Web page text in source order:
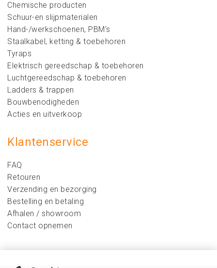
Chemische producten
Schuur-en slijpmaterialen
Hand-/werkschoenen, PBM's
Staalkabel, ketting & toebehoren
Tyraps
Elektrisch gereedschap & toebehoren
Luchtgereedschap & toebehoren
Ladders & trappen
Bouwbenodigheden
Acties en uitverkoop
Klantenservice
FAQ
Retouren
Verzending en bezorging
Bestelling en betaling
Afhalen / showroom
Contact opnemen